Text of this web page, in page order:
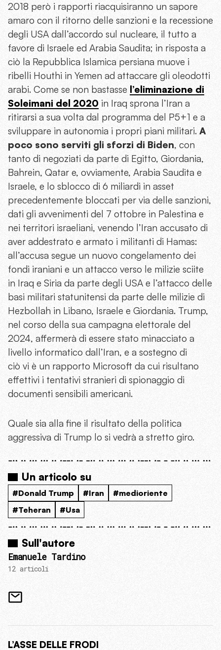
2018 però i rapporti riacquisiranno un sapore
amaro con il ritorno delle sanzioni e la recessione
degli USA dall’accordo sul nucleare, il tutto a
favore di Israele ed Arabia Saudita; in risposta a
ciò la Repubblica Islamica persiana muove i
ribelli Houthi in Yemen ad attaccare gli oleodotti
arabi. Come se non bastasse l’eliminazione di
Soleimani del 2020 in Iraq sprona l’Iran a
ritirarsi a sua volta dal programma del P5+1 e a
sviluppare in autonomia i propri piani militari. A
poco sono serviti gli sforzi di Biden, con
tanto di negoziati da parte di Egitto, Giordania,
Bahrein, Qatar e, ovviamente, Arabia Saudita e
Israele, e lo sblocco di 6 miliardi in asset
precedentemente bloccati per via delle sanzioni,
dati gli avvenimenti del 7 ottobre in Palestina e
nei territori israeliani, venendo l’Iran accusato di
aver addestrato e armato i militanti di Hamas:
all’accusa segue un nuovo congelamento dei
fondi iraniani e un attacco verso le milizie sciite
in Iraq e Siria da parte degli USA e l’attacco delle
basi militari statunitensi da parte delle milizie di
Hezbollah in Libano, Israele e Giordania. Trump,
nel corso della sua campagna elettorale del
2024, affermerà di essere stato minacciato a
livello informatico dall’Iran, e a sostegno di
ciò vi è un rapporto Microsoft da cui risultano
effettivi i tentativi stranieri di spionaggio di
documenti sensibili americani.
Quale sia alla fine il risultato della politica
aggressiva di Trump lo si vedrà a stretto giro.
Un articolo su
#Donald Trump #Iran
#medioriente
#Teheran
#Usa
Sull'autore
Emanuele Tardino
12 articoli
L’ASSE DELLE FRODI